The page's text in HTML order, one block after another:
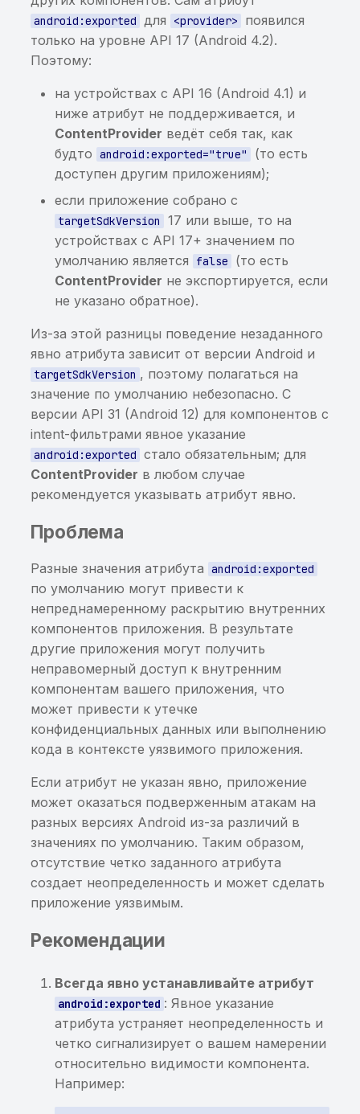
использование ранее
найденной sensitive-
информации
Хранение sensitive-
информации в кэше
клавиатуры
сообщения через Intent в
BroadcastReceiver
Возможность доступа к
произвольному файлу
через getParcelableExtra
информации в Binary
Хранение sensitive-
информации в KeyChain
Небезопасный класс
защиты данных для
элемента KeyChain
Хранение или
использование ранее
найденной
чувствительной
информации
запрещает
использование
пользовательских
клавиатур
Потенциально
чувствительная
информация, найденная
энтропийным анализом
Чувствительная
исполняемом файле
Хранение данных от
сторонних сервисов в
открытом виде
Построен граф для трасс
вызовов
Обнаружены изменения в
Нет изменений в трассах
вызовов
Обнаружены
«внутренние домены»,
доступные извне
Обнаружены
заданные для поиска
SCA. Список
компонентов
Обнаружены домены из
публичного списка
android:exported для <provider>
появился
только на уровне API 17 (Android 4.2).
Поэтому:
на устройствах с API 16 (Android 4.1) и
ниже атрибут не поддерживается, и
ContentProvider ведёт себя так, как
будто android:exported="true"
(то есть
доступен другим приложениям);
если приложение собрано с
targetSdkVersion
17 или выше, то на
устройствах с API 17+ значением по
умолчанию является
false
(то есть
ContentProvider не экспортируется, если
не указано обратное).
Из-за этой разницы поведение незаданного
явно атрибута зависит от версии Android и
targetSdkVersion , поэтому полагаться на
значение по умолчанию небезопасно. С
версии API 31 (Android 12) для компонентов с
intent-фильтрами явное указание
android:exported стало обязательным; для
ContentProvider в любом случае
рекомендуется указывать атрибут явно.
Проблема
Разные значения атрибута android:exported
по умолчанию могут привести к
непреднамеренному раскрытию внутренних
компонентов приложения. В результате
другие приложения могут получить
неправомерный доступ к внутренним
компонентам вашего приложения, что
может привести к утечке
конфиденциальных данных или выполнению
кода в контексте уязвимого приложения.
Если атрибут не указан явно, приложение
может оказаться подверженным атакам на
разных версиях Android из-за различий в
значениях по умолчанию. Таким образом,
отсутствие четко заданного атрибута
создает неопределенность и может сделать
приложение уязвимым.
Рекомендации
Всегда явно устанавливайте атрибут
android:exported : Явное указание
атрибута устраняет неопределенность и
четко сигнализирует о вашем намерении
относительно видимости компонента.
Например: